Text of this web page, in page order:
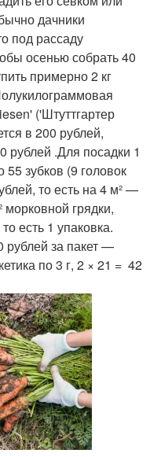
дачники
под рассаду
осенью собрать 40
примерно 2 кг
('Штуттгартер
в 200 рублей,
рублей .Для посадки 1
55 зубков (9 головок
то есть на 4 м² —
грядки,
есть 1 упаковка.
рублей за пакет —
по 3 г, 2 × 21 = 42